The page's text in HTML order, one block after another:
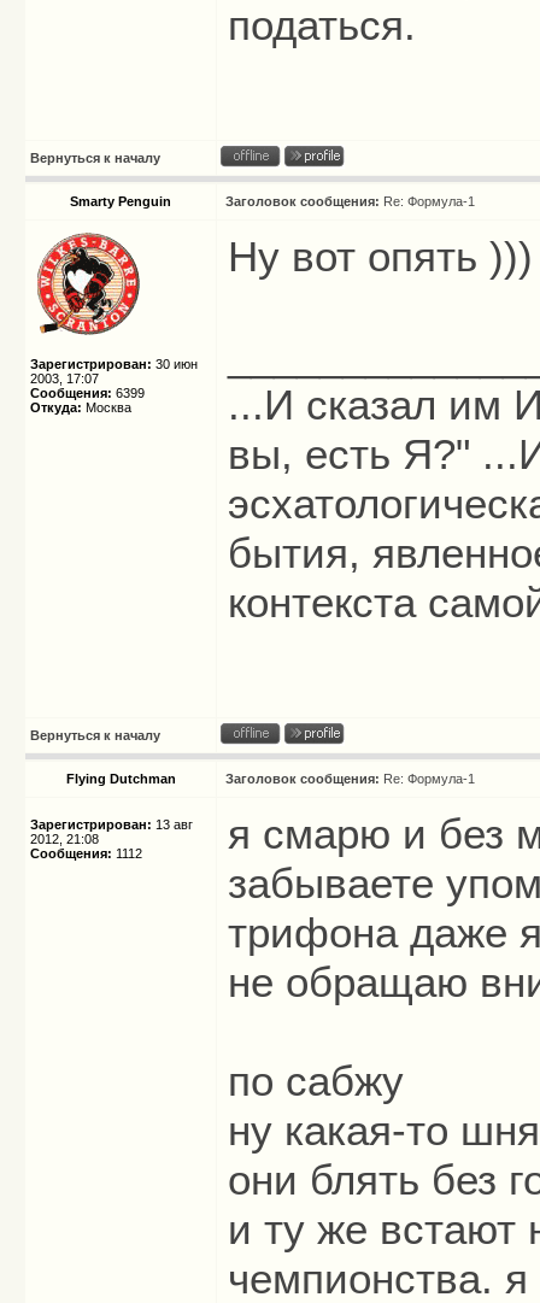
податься.
Вернуться к началу
Smarty Penguin Заголовок сообщения: Re: Формула-1
Зарегистрирован: 30 июн
2003, 17:07
Сообщения: 6399
Откуда: Москва
Ну вот опять
...И сказал им
вы, есть Я?"
бытия,
контекста
Вернуться к началу
Flying Dutchman Заголовок сообщения: Re: Формула-1
Зарегистрирован: 13 авг
2012, 21:08
Сообщения: 1112
я смарю и без
забываете
трифона даже
не обращаю
по сабжу
ну какая-то
они блять без
и ту же встают
чемпионства.